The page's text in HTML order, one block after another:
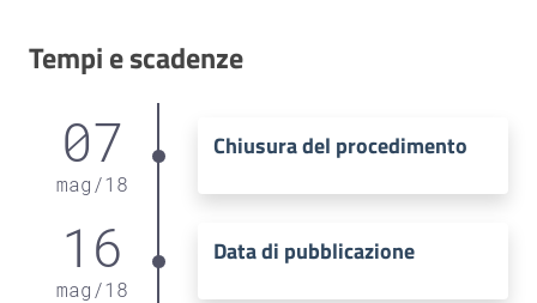
Tempi e scadenze
07
mag /18
Chiusura del procedimento
16
mag /18
Data di pubblicazione